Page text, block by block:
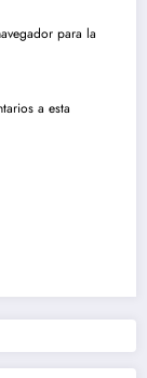
para la
a esta